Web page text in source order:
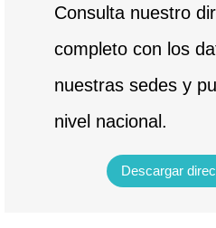
Consulta nuestro
completo con los
nuestras sedes y
nivel nacional.
Descargar